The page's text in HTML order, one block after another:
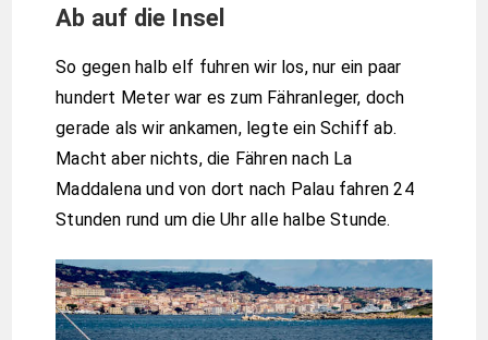
Ab auf die Insel
So gegen halb elf fuhren wir los, nur ein paar
hundert Meter war es zum Fähranleger, doch
gerade als wir ankamen, legte ein Schiff ab.
Macht aber nichts, die Fähren nach La
Maddalena und von dort nach Palau fahren 24
Stunden rund um die Uhr alle halbe Stunde.